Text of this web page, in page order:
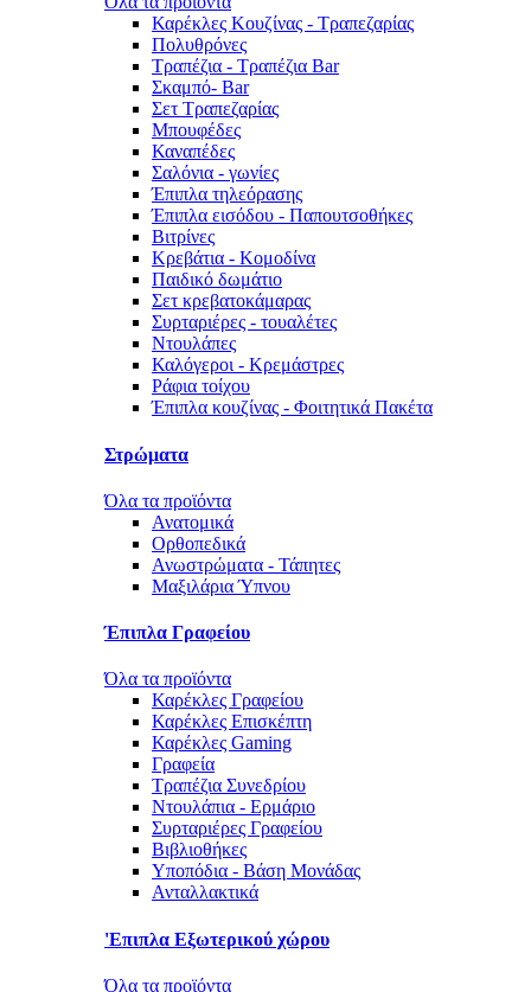
Καρέκλες Κουζίνας - Τραπεζαρίας
Πολυθρόνες
Τραπέζια - Τραπέζια Bar
Σκαμπό- Bar
Σετ Τραπεζαρίας
Μπουφέδες
Καναπέδες
Σαλόνια - γωνίες
Έπιπλα τηλεόρασης
Έπιπλα εισόδου - Παπουτσοθήκες
Βιτρίνες
Κρεβάτια - Κομοδίνα
Παιδικό δωμάτιο
Σετ κρεβατοκάμαρας
Συρταριέρες - τουαλέτες
Ντουλάπες
Καλόγεροι - Κρεμάστρες
Ράφια τοίχου
Έπιπλα κουζίνας - Φοιτητικά Πακέτα
Στρώματα
Όλα τα προϊόντα
Ανατομικά
Ορθοπεδικά
Ανωστρώματα - Τάπητες
Μαξιλάρια Ύπνου
Έπιπλα Γραφείου
Όλα τα προϊόντα
Καρέκλες Γραφείου
Καρέκλες Επισκέπτη
Καρέκλες Gaming
Γραφεία
Τραπέζια Συνεδρίου
Ντουλάπια - Ερμάριο
Συρταριέρες Γραφείου
Βιβλιοθήκες
Υποπόδια - Βάση Μονάδας
Ανταλλακτικά
'Επιπλα Εξωτερικού χώρου
Όλα τα προϊόντα